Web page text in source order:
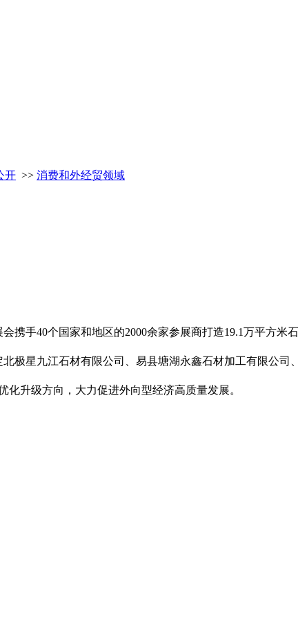
开 >> 消费和外经贸领域
携手40个国家和地区的2000余家参展商打造19.1万平方米
极星九江石材有限公司、易县塘湖永鑫石材加工有限公
升级方向，大力促进外向型经济高质量发展。